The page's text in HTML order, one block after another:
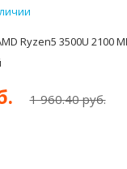
Ryzen5 3500U
1 960.40 руб.